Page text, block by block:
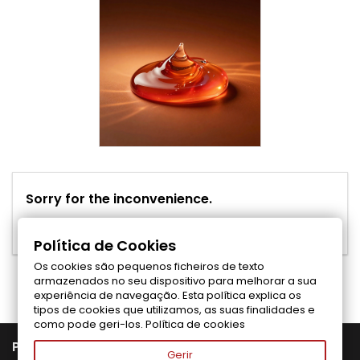
Sorry for the inconvenience.
Folgen Sie uns auf Facebook
PRODUTOS 
Política de Cookies
Os cookies são pequenos ficheiros de texto
armazenados no seu dispositivo para melhorar a sua
experiência de navegação. Esta política explica os
tipos de cookies que utilizamos, as suas finalidades e
como pode geri-los.Política de cookies
Gerir